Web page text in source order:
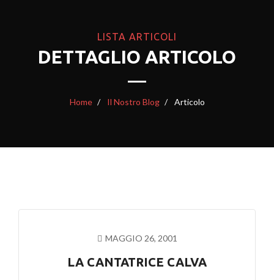
LISTA ARTICOLI
DETTAGLIO ARTICOLO
Home Il Nostro Blog Articolo
MAGGIO 26, 2001
LA CANTATRICE CALVA